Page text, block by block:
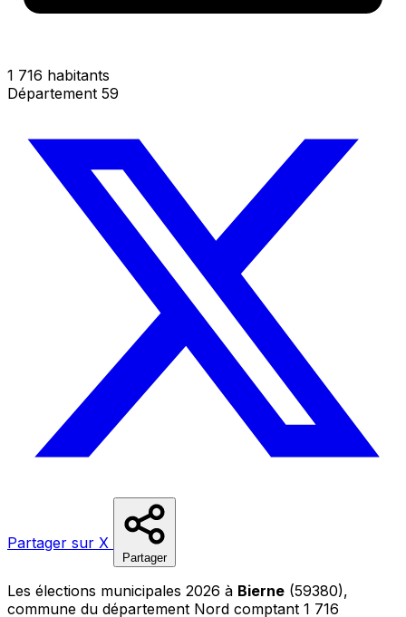
1 716 habitants
Département 59
Partager sur X
Partager
Les élections municipales 2026 à Bierne (59380),
commune du département Nord comptant 1 716